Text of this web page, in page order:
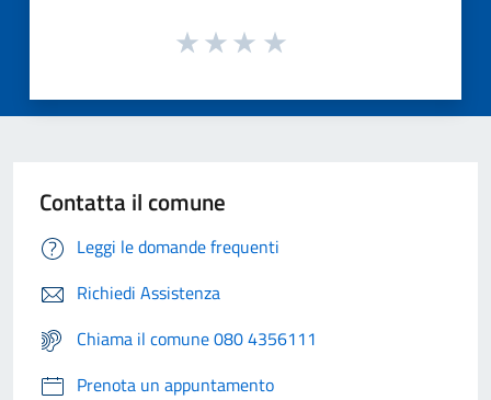
Contatta il comune
Leggi le domande frequenti
Richiedi Assistenza
Chiama il comune 080 4356111
Prenota un appuntamento